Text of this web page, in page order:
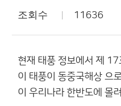
조회수 11636
현재 태풍 정보에서 제
이 태풍이 동중국해상 으
이 우리나라 한반도에 몰